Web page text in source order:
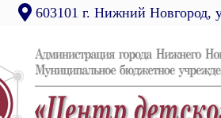
603101 г. Нижний Новгород,